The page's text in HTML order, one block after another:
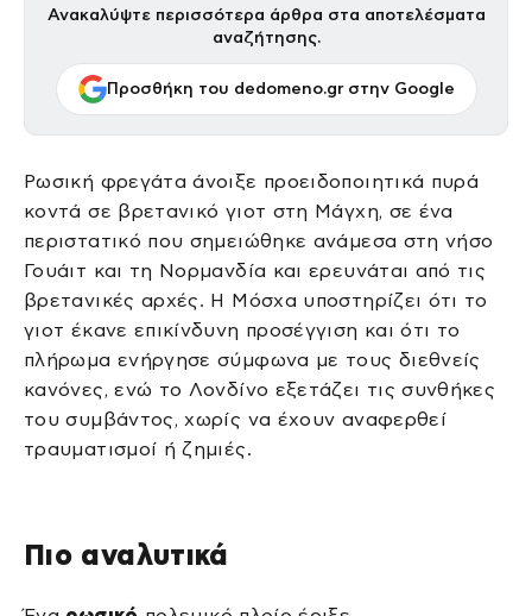
Ανακαλύψτε περισσότερα άρθρα στα αποτελέσματα
αναζήτησης.
Προσθήκη του dedomeno.gr στην Google
Ρωσική φρεγάτα άνοιξε προειδοποιητικά πυρά
κοντά σε βρετανικό γιοτ στη Μάγχη, σε ένα
περιστατικό που σημειώθηκε ανάμεσα στη νήσο
Γουάιτ και τη Νορμανδία και ερευνάται από τις
βρετανικές αρχές. Η Μόσχα υποστηρίζει ότι το
γιοτ έκανε επικίνδυνη προσέγγιση και ότι το
πλήρωμα ενήργησε σύμφωνα με τους διεθνείς
κανόνες, ενώ το Λονδίνο εξετάζει τις συνθήκες
του συμβάντος, χωρίς να έχουν αναφερθεί
τραυματισμοί ή ζημιές.
Πιο αναλυτικά